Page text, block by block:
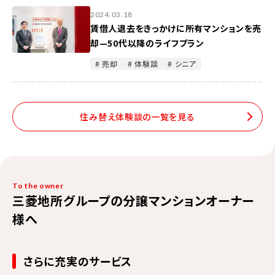
2024.03.18
賃借人退去をきっかけに所有マンションを売
却—50代以降のライフプラン
# 売却 # 体験談 # シニア
住み替え体験談の一覧を見る
To the owner
三菱地所グループの分譲マンションオーナー
様へ
さらに充実のサービス